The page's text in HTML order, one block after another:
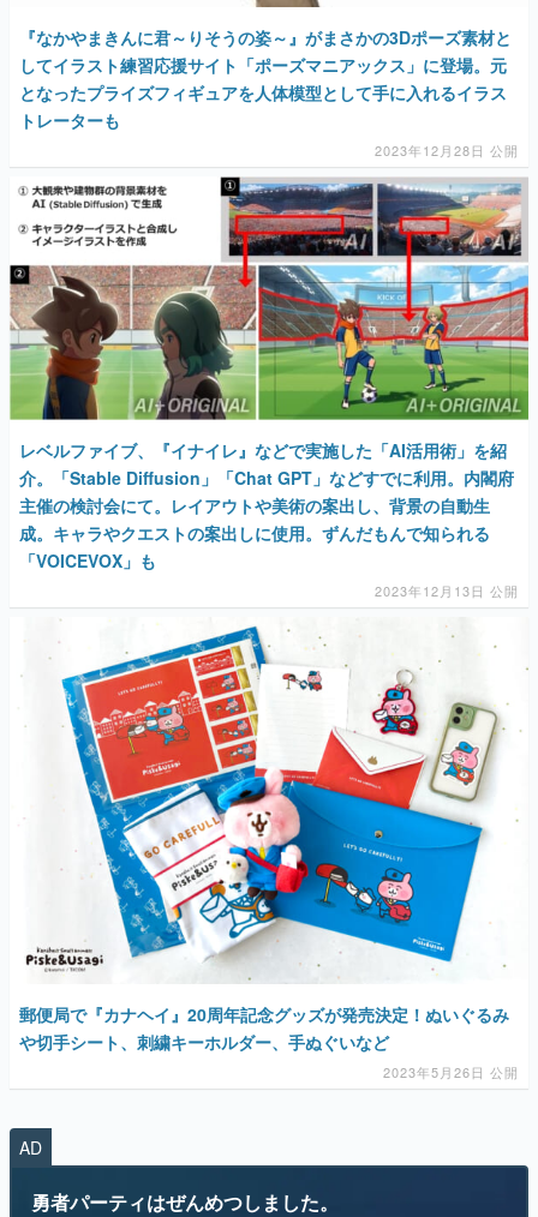
『なかやまきんに君～りそうの姿～』がまさかの3Dポーズ素材と
してイラスト練習応援サイト「ポーズマニアックス」に登場。元
となったプライズフィギュアを人体模型として手に入れるイラス
トレーターも
2023年12月28日 公開
レベルファイブ、『イナイレ』などで実施した「AI活用術」を紹
介。「Stable Diffusion」「Chat GPT」などすでに利用。内閣府
主催の検討会にて。レイアウトや美術の案出し、背景の自動生
成。キャラやクエストの案出しに使用。ずんだもんで知られる
「VOICEVOX」も
2023年12月13日 公開
郵便局で『カナヘイ』20周年記念グッズが発売決定！ぬいぐるみ
や切手シート、刺繍キーホルダー、手ぬぐいなど
2023年5月26日 公開
AD
勇者パーティはぜんめつしました。